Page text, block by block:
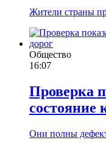
Жители страны
Общество
16:07
Проверка
состояние
Они полны